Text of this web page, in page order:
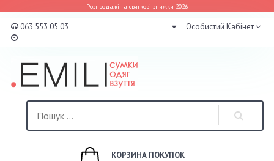
Розпродажі та святкові знижки 2026
063 553 05 03 Особистий Кабінет
КОРЗИНА ПОКУПОК